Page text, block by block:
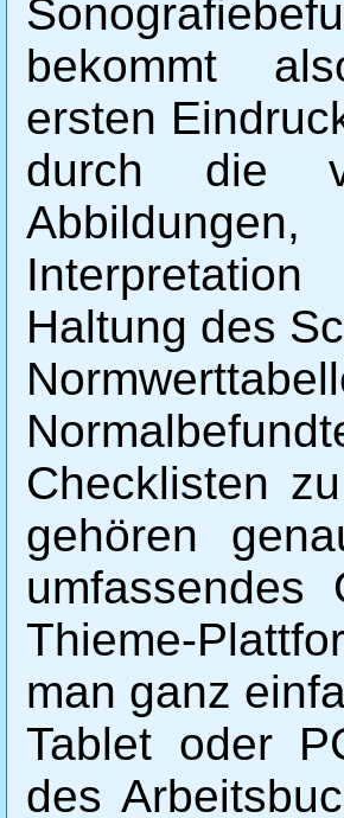
bekommt
ersten
durch die
Haltung des
Checklisten
gehören
umfassendes
Thieme-
man ganz
Tablet oder
des